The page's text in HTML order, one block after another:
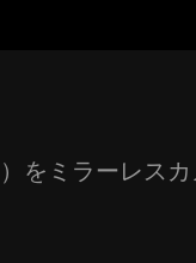
をミラーレス